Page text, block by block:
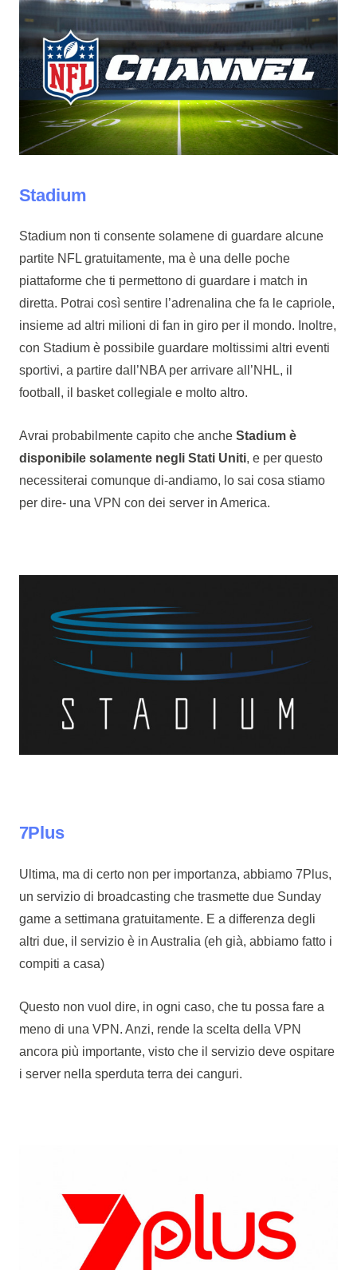
Stadium
Stadium non ti consente solamene di guardare alcune
partite NFL gratuitamente, ma è una delle poche
piattaforme che ti permettono di guardare i match in
diretta. Potrai così sentire l’adrenalina che fa le capriole,
insieme ad altri milioni di fan in giro per il mondo. Inoltre,
con Stadium è possibile guardare moltissimi altri eventi
sportivi, a partire dall’NBA per arrivare all’NHL, il
football, il basket collegiale e molto altro.
Avrai probabilmente capito che anche Stadium è
disponibile solamente negli Stati Uniti, e per questo
necessiterai comunque di-andiamo, lo sai cosa stiamo
per dire- una VPN con dei server in America.
7Plus
Ultima, ma di certo non per importanza, abbiamo 7Plus,
un servizio di broadcasting che trasmette due Sunday
game a settimana gratuitamente. E a differenza degli
altri due, il servizio è in Australia (eh già, abbiamo fatto i
compiti a casa)
Questo non vuol dire, in ogni caso, che tu possa fare a
meno di una VPN. Anzi, rende la scelta della VPN
ancora più importante, visto che il servizio deve ospitare
i server nella sperduta terra dei canguri.